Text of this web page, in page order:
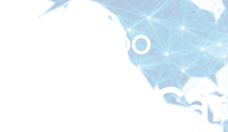
João
BLOG DO